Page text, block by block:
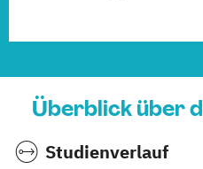
Überblick über
Studienverlauf